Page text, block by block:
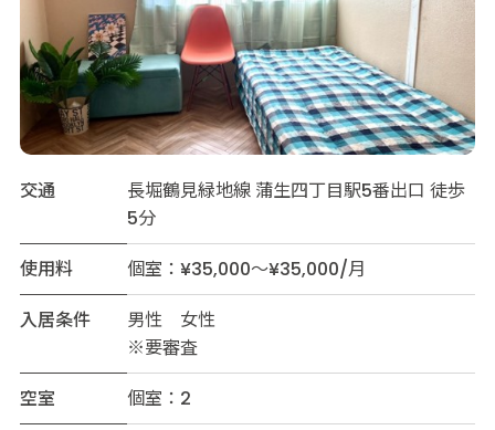
交通
長堀鶴見緑地線 蒲生四丁目駅5番出口 徒歩
5分
使用料
個室：¥35,000～¥35,000/月
入居条件
男性 女性
※要審査
空室
個室：2